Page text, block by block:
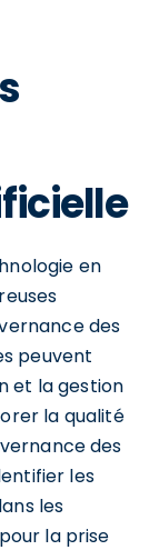
en
des
peuvent
et la gestion
la qualité
des
les
les
la prise